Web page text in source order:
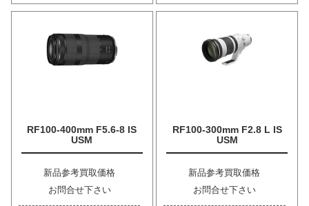
RF100-400mm F5.6-8 IS
USM
新品参考買取価格
お問合せ下さい
RF100-300mm F2.8 L IS
USM
新品参考買取価格
お問合せ下さい